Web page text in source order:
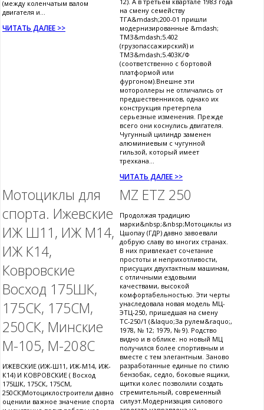
(между коленчатым валом
двигателя и...
ЧИТАТЬ ДАЛЕЕ >>
на смену семейству
ТГА&mdash;200-01 пришли
модернизированные &mdash;
ТМЗ&mdash;5.402
(грузопассажирский) и
ТМЗ&mdash;5.403К/Ф
(соответственно с бортовой
платформой или
фургоном).Внешне эти
мотороллеры не отличались от
предшественников, однако их
конструкция претерпела
серьезные изменения. Прежде
всего они коснулись двигателя.
Чугунный цилиндр заменен
алюминиевым с чугунной
гильзой, который имеет
трехкана...
ЧИТАТЬ ДАЛЕЕ >>
Мотоциклы для
спорта. Ижевские
ИЖ Ш11, ИЖ М14,
ИЖ К14,
Ковровские
Восход 175ШК,
175СК, 175СМ,
250СК, Минские
М-105, М-208С
ИЖЕВСКИЕ (ИЖ-Ш11, ИЖ-М14, ИЖ-
К14) И КОВРОВСКИЕ ( Восход
175ШК, 175СК, 175СМ,
250СК)Мотоциклостроители давно
оценили важное значение спорта
MZ ETZ 250
Продолжая традицию
марки&nbsp;&nbsp;Мотоциклы из
Цшопау (ГДР) давно завоевали
добрую славу во многих странах.
В них привлекает сочетание
простоты и неприхотливости,
присущих двухтактным машинам,
с отличными ездовыми
качествами, высокой
комфортабельностью. Эти черты
унаследовала новая модель МЦ-
ЭТЦ-250, пришедшая на смену
ТС-250/1 (&laquo;За рулем&raquo;,
1978, № 12; 1979, № 9). Родство
видно и в облике. но новый МЦ
получился более спортивным и
вместе с тем элегантным. Заново
разработанные единые по стилю
бензобак, седло, боковые ящики,
щитки колес позволили создать
стремительный, современный
силуэт.Модернизация силового